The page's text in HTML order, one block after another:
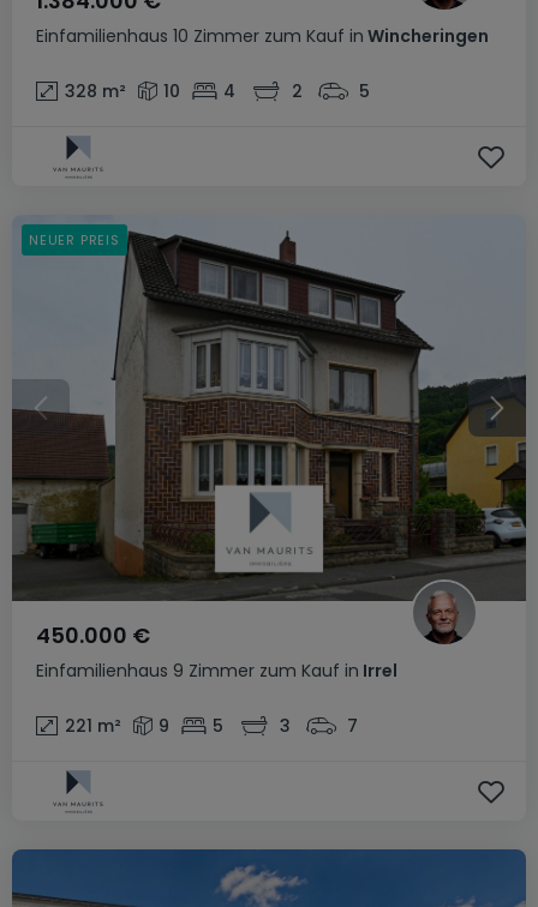
Einfamilienhaus 10 Zimmer zum Kauf in Wincheringen
328 m² 10 4 2 5
Einfamilienhaus 9 Zimmer zum Kauf in Irrel
450.000 €
221 m² 9 5 3 7
NEUER PREIS